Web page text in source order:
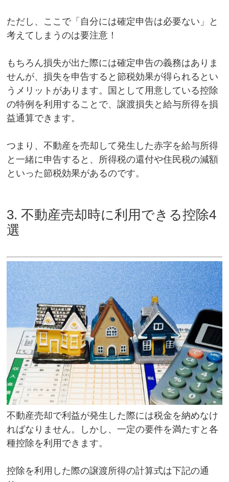
ただし、ここで「自分には確定申告は必要ない」と
考えてしまうのは要注意！
もちろん損失が出た際には確定申告の義務はありま
せんが、損失を申告すると節税効果が得られるとい
うメリットがあります。国として用意している控除
の特例を利用することで、譲渡損失と給与所得を損
益通算できます。
つまり、不動産を売却して発生した赤字を給与所得
と一緒に申告すると、所得税の還付や住民税の減額
といった節税効果があるのです。
3. 不動産売却時に利用できる控除4
選
不動産売却で利益が発生した際には税金を納めなけ
ればなりません。しかし、一定の要件を満たすと各
種控除を利用できます。
控除を利用した際の譲渡所得の計算式は下記の通